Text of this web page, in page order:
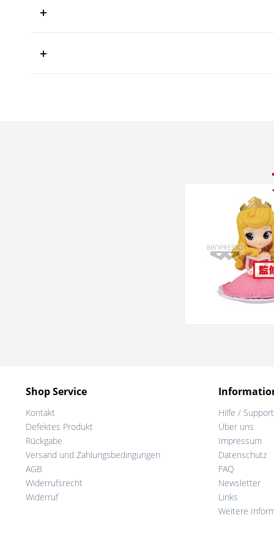
Shop Service
Kontakt
Defektes Produkt
Rückgabe
Versand und Zahlungsbedingungen
AGB
Widerrufsrecht
Widerruf
Hilfe / Support
Über uns
Impressum
Datenschutz
FAQ
Newsletter
Links
Weitere